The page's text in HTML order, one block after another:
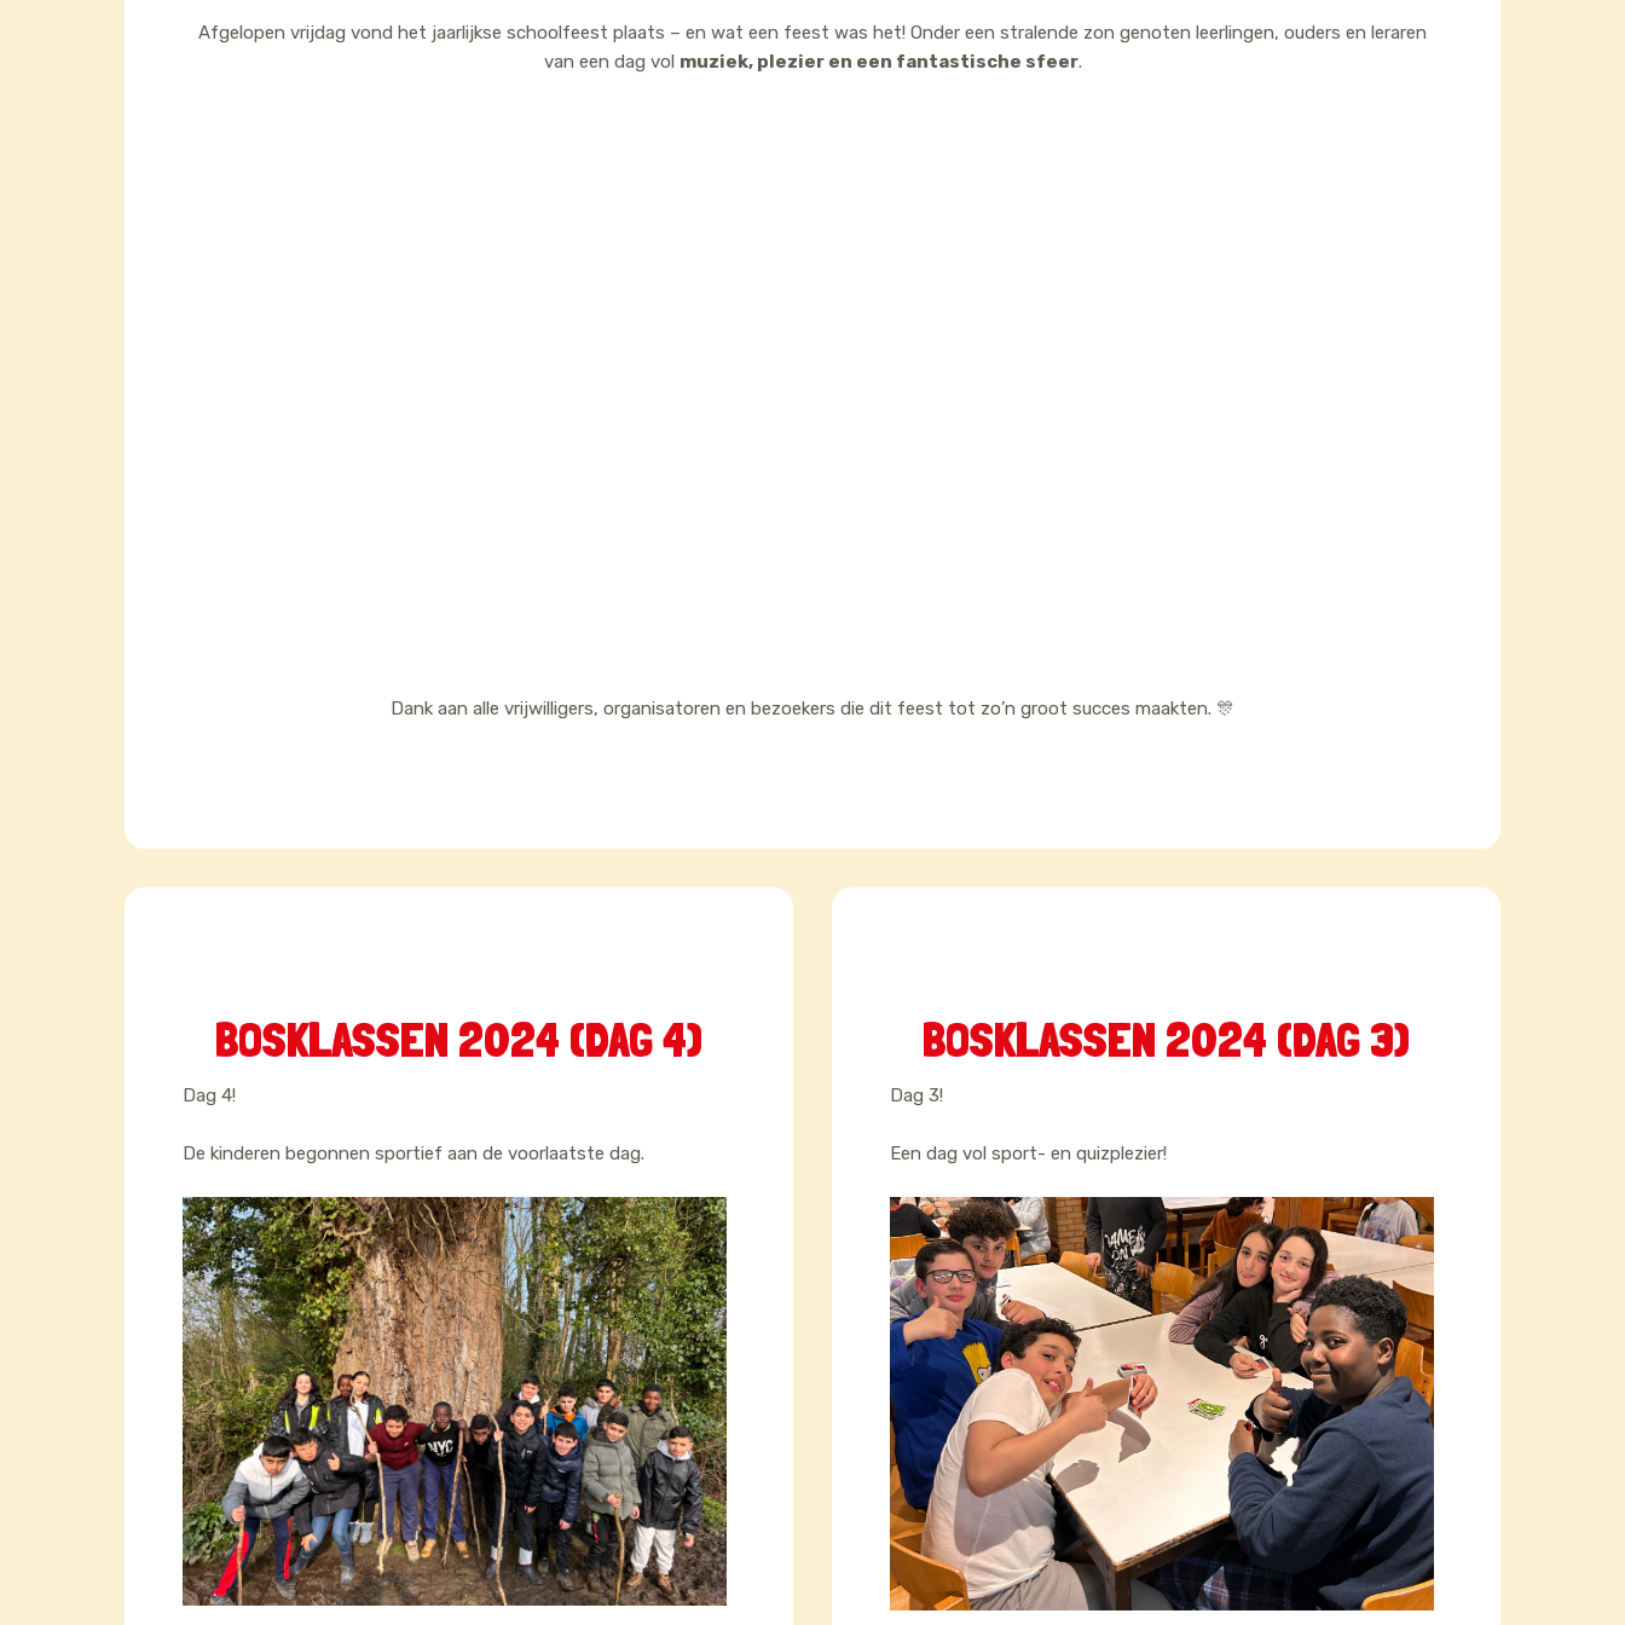
Afgelopen vrijdag vond het jaarlijkse schoolfeest plaats – en wat een feest was het! Onder een stralende zon genoten leerlingen, ouders en leraren
van een dag vol muziek, plezier en een fantastische sfeer.
Dank aan alle vrijwilligers, organisatoren en bezoekers die dit feest tot zo’n groot succes maakten. 🎊
BOSKLASSEN 2024 (DAG 4)
Dag 4!
De kinderen begonnen sportief aan de voorlaatste dag.
BOSKLASSEN 2024 (DAG 3)
Dag 3!
Een dag vol sport- en quizplezier!